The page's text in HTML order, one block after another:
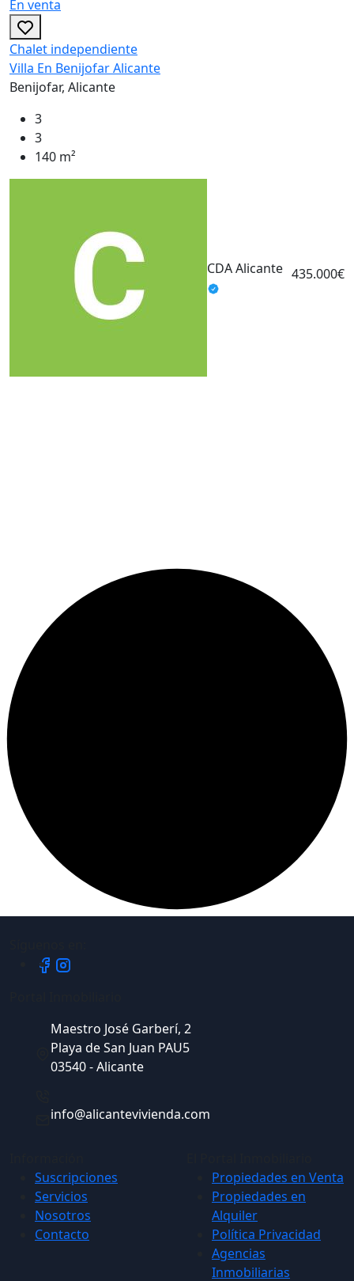
En venta
Chalet independiente
Villa En Benijofar Alicante
Benijofar, Alicante
3
3
140 m²
CDA Alicante 435.000€
Maestro José Garberí, 2
Playa de San Juan PAU5
03540 - Alicante
info@alicantevivienda.com
Suscripciones
Servicios
Nosotros
Contacto
Propiedades en Venta
Propiedades en
Alquiler
Política Privacidad
Agencias
Inmobiliarias